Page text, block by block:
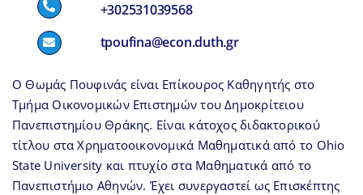
+302531039568
tpoufina@econ.duth.gr
Ο Θωμάς Πουφινάς είναι Επίκουρος Καθηγητής στο
Τμήμα Οικονομικών Επιστημών του Δημοκρίτειου
Πανεπιστημίου Θράκης. Είναι κάτοχος διδακτορικού
τίτλου στα Χρηματοοικονομικά Μαθηματικά από το Ohio
State University και πτυχίο στα Μαθηματικά από το
Πανεπιστήμιο Αθηνών. Έχει συνεργαστεί ως Επισκέπτης